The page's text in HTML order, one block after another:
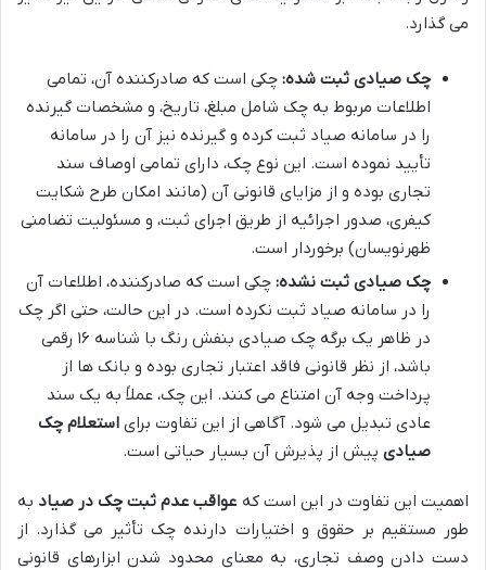
می گذارد.
چک صیادی ثبت شده: چکی است که صادرکننده آن، تمامی
اطلاعات مربوط به چک شامل مبلغ، تاریخ، و مشخصات گیرنده
را در سامانه صیاد ثبت کرده و گیرنده نیز آن را در سامانه
تأیید نموده است. این نوع چک، دارای تمامی اوصاف سند
تجاری بوده و از مزایای قانونی آن (مانند امکان طرح شکایت
کیفری، صدور اجرائیه از طریق اجرای ثبت، و مسئولیت تضامنی
ظهرنویسان) برخوردار است.
چک صیادی ثبت نشده: چکی است که صادرکننده، اطلاعات آن
را در سامانه صیاد ثبت نکرده است. در این حالت، حتی اگر چک
در ظاهر یک برگه چک صیادی بنفش رنگ با شناسه ۱۶ رقمی
باشد، از نظر قانونی فاقد اعتبار تجاری بوده و بانک ها از
پرداخت وجه آن امتناع می کنند. این چک، عملاً به یک سند
عادی تبدیل می شود. آگاهی از این تفاوت برای استعلام چک
صیادی پیش از پذیرش آن بسیار حیاتی است.
اهمیت این تفاوت در این است که عواقب عدم ثبت چک در صیاد به
طور مستقیم بر حقوق و اختیارات دارنده چک تأثیر می گذارد. از
دست دادن وصف تجاری، به معنای محدود شدن ابزارهای قانونی